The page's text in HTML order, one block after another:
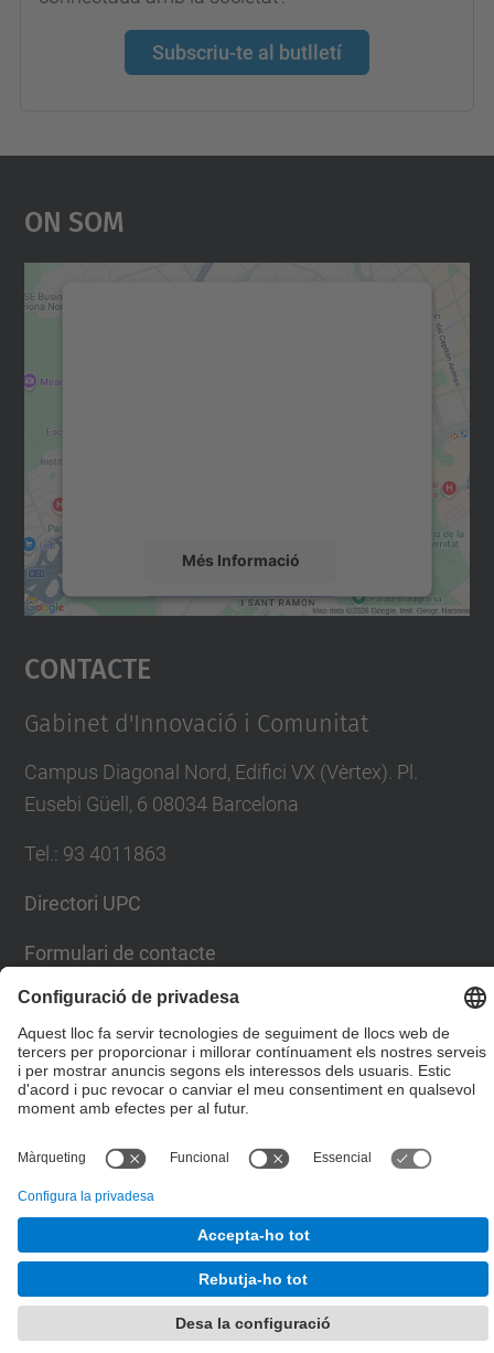
Subscriu-te al butlletí
On Som
Més Informació
Accepta
powered by
Contacte
Gabinet d'Innovació i Comunitat
Campus Diagonal Nord, Edifici VX (Vèrtex). Pl.
Eusebi Güell, 6 08034 Barcelona
Tel. : 93 4011863
Directori UPC
Formulari de contacte
© UPCGabinet d'Innovació i Comunitat
Avís legal
Configuració de privadesa